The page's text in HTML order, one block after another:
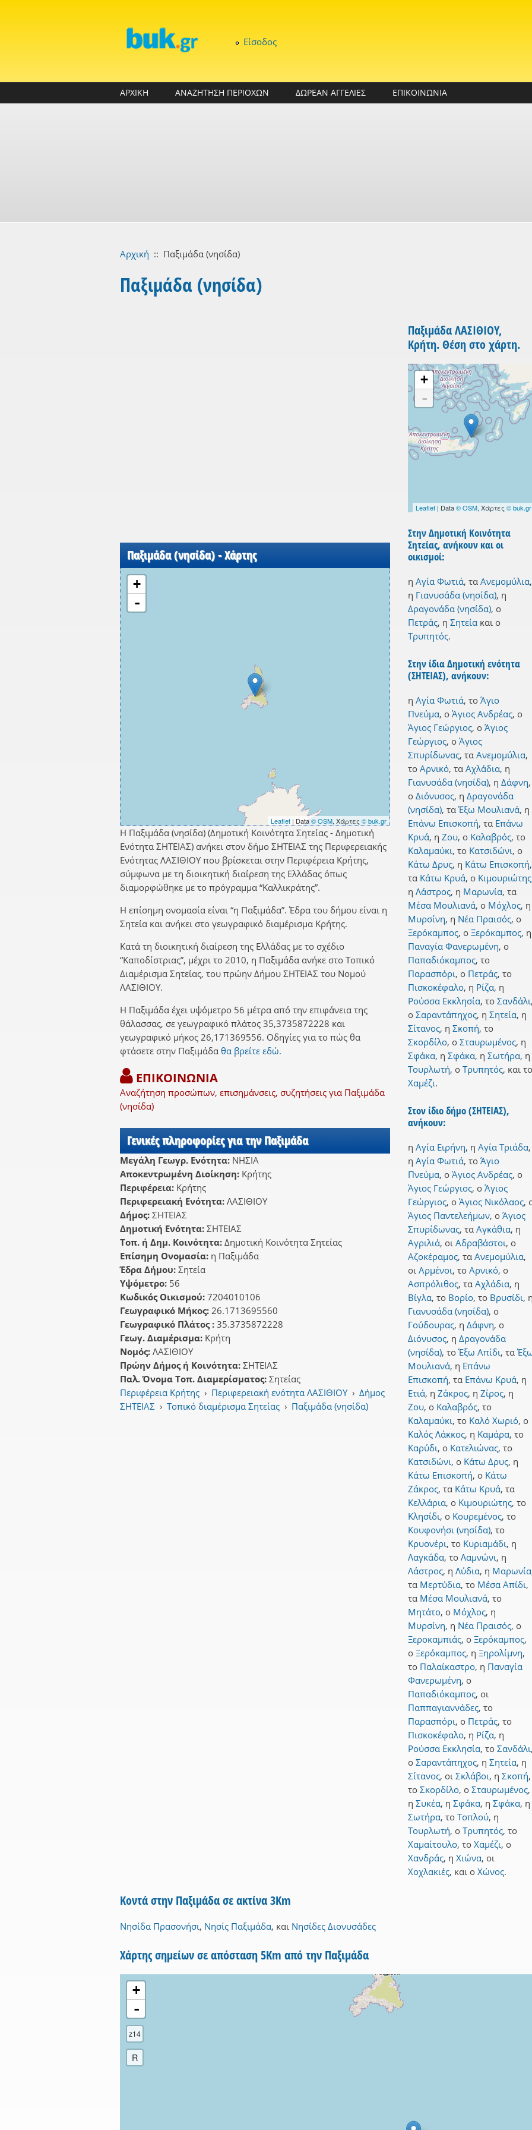
Είσοδος
ΑΡΧΙΚΗ ΑΝΑΖΗΤΗΣΗ ΠΕΡΙΟΧΩΝ ΔΩΡΕΑΝ ΑΓΓΕΛΙΕΣ ΕΠΙΚΟΙΝΩΝΙΑ
Αρχική :: Παξιμάδα (νησίδα)
Παξιμάδα (νησίδα)
Παξιμάδα (νησίδα) - Χάρτης
+
-
Leaflet | Data© OSM, Χάρτες © buk.gr
Η Παξιμάδα (νησίδα) (Δημοτική Κοινότητα Σητείας - Δημοτική
Ενότητα ΣΗΤΕΙΑΣ) ανήκει στον δήμο ΣΗΤΕΙΑΣ της Περιφερειακής
Ενότητας ΛΑΣΙΘΙΟΥ που βρίσκεται στην Περιφέρεια Κρήτης,
σύμφωνα με τη διοικητική διαίρεση της Ελλάδας όπως
διαμορφώθηκε με το πρόγραμμα “Καλλικράτης”.
Η επίσημη ονομασία είναι “η Παξιμάδα”. Έδρα του δήμου είναι η
Σητεία και ανήκει στο γεωγραφικό διαμέρισμα Κρήτης.
Κατά τη διοικητική διαίρεση της Ελλάδας με το σχέδιο
“Καποδίστριας”, μέχρι το 2010, η Παξιμάδα ανήκε στο Τοπικό
Διαμέρισμα Σητείας, του πρώην Δήμου ΣΗΤΕΙΑΣ του Νομού
ΛΑΣΙΘΙΟΥ.
Η Παξιμάδα έχει υψόμετρο 56 μέτρα από την επιφάνεια της
θάλασσας, σε γεωγραφικό πλάτος 35,3735872228 και
γεωγραφικό μήκος 26,171369556. Οδηγίες για το πώς θα
φτάσετε στην Παξιμάδα θα βρείτε εδώ.
ΕΠΙΚΟΙΝΩΝΙΑ
Αναζήτηση προσώπων, επισημάνσεις, συζητήσεις για Παξιμάδα
(νησίδα)
Γενικές πληροφορίες για την Παξιμάδα
Μεγάλη Γεωγρ. Ενότητα: ΝΗΣΙΑ
Αποκεντρωμένη Διοίκηση: Κρήτης
Περιφέρεια: Κρήτης
Περιφερειακή Ενότητα: ΛΑΣΙΘΙΟΥ
Δήμος: ΣΗΤΕΙΑΣ
Δημοτική Ενότητα: ΣΗΤΕΙΑΣ
Τοπ. ή Δημ. Κοινότητα: Δημοτική Κοινότητα Σητείας
Επίσημη Ονομασία: η Παξιμάδα
Έδρα Δήμου: Σητεία
Υψόμετρο: 56
Κωδικός Οικισμού: 7204010106
Γεωγραφικό Μήκος: 26.1713695560
Γεωγραφικό Πλάτος : 35.3735872228
Γεωγ. Διαμέρισμα: Κρήτη
Νομός: ΛΑΣΙΘΙΟΥ
Πρώην Δήμος ή Κοινότητα: ΣΗΤΕΙΑΣ
Παλ. Όνομα Τοπ. Διαμερίσματος: Σητείας
Περιφέρεια Κρήτης › Περιφερειακή ενότητα ΛΑΣΙΘΙΟΥ › Δήμος
ΣΗΤΕΙΑΣ › Τοπικό διαμέρισμα Σητείας › Παξιμάδα (νησίδα)
Παξιμάδα ΛΑΣΙΘΙΟΥ,
Κρήτη. Θέση στο χάρτη.
+
-
Leaflet| Data© OSM, Χάρτες © buk.gr
Στην Δημοτική Κοινότητα
Σητείας, ανήκουν και οι
οικισμοί:
η Αγία Φωτιά, τα Ανεμομύλια,
η Γιανυσάδα (νησίδα), η
Δραγονάδα (νησίδα), ο
Πετράς, η Σητεία και ο
Τρυπητός.
Στην ίδια Δημοτική ενότητα
(ΣΗΤΕΙΑΣ), ανήκουν:
η Αγία Φωτιά, το Άγιο
Πνεύμα, ο Άγιος Ανδρέας, ο
Άγιος Γεώργιος, ο Άγιος
Γεώργιος, ο Άγιος
Σπυρίδωνας, τα Ανεμομύλια,
το Αρνικό, τα Αχλάδια, η
Γιανυσάδα (νησίδα), η Δάφνη,
ο Διόνυσος, η Δραγονάδα
(νησίδα), τα Έξω Μουλιανά, η
Επάνω Επισκοπή, τα Επάνω
Κρυά, η Ζου, ο Καλαβρός, το
Καλαμαύκι, το Κατσιδώνι, ο
Κάτω Δρυς, η Κάτω Επισκοπή,
τα Κάτω Κρυά, ο Κιμουριώτης
η Λάστρος, η Μαρωνία, τα
Μέσα Μουλιανά, ο Μόχλος, η
Μυρσίνη, η Νέα Πραισός, ο
Ξερόκαμπος, ο Ξερόκαμπος, η
Παναγία Φανερωμένη, ο
Παπαδιόκαμπος, το
Παρασπόρι, ο Πετράς, το
Πισκοκέφαλο, η Ρίζα, η
Ρούσσα Εκκλησία, το Σανδάλι
ο Σαραντάπηχος, η Σητεία, η
Σίτανος, η Σκοπή, το
Σκορδίλο, ο Σταυρωμένος, η
Σφάκα, η Σφάκα, η Σωτήρα, η
Τουρλωτή, ο Τρυπητός, και το
Χαμέζι.
Στον ίδιο δήμο (ΣΗΤΕΙΑΣ),
ανήκουν:
η Αγία Ειρήνη, η Αγία Τριάδα,
η Αγία Φωτιά, το Άγιο
Πνεύμα, ο Άγιος Ανδρέας, ο
Άγιος Γεώργιος, ο Άγιος
Γεώργιος, ο Άγιος Νικόλαος,
Άγιος Παντελεήμων, ο Άγιος
Σπυρίδωνας, τα Αγκάθια, η
Αγριλιά, οι Αδραβάστοι, ο
Αζοκέραμος, τα Ανεμομύλια,
οι Αρμένοι, το Αρνικό, ο
Ασπρόλιθος, τα Αχλάδια, η
Βίγλα, το Βορίο, το Βρυσίδι,
Γιανυσάδα (νησίδα), ο
Γούδουρας, η Δάφνη, ο
Διόνυσος, η Δραγονάδα
(νησίδα), το Έξω Απίδι, τα
Μουλιανά, η Επάνω
Επισκοπή, τα Επάνω Κρυά, η
Ετιά, η Ζάκρος, η Ζίρος, η
Ζου, ο Καλαβρός, το
Καλαμαύκι, το Καλό Χωριό, ο
Καλός Λάκκος, η Καμάρα, το
Καρύδι, ο Κατελιώνας, το
Κατσιδώνι, ο Κάτω Δρυς, η
Κάτω Επισκοπή, ο Κάτω
Ζάκρος, τα Κάτω Κρυά, τα
Κελλάρια, ο Κιμουριώτης, το
Κλησίδι, ο Κουρεμένος, το
Κουφονήσι (νησίδα), το
Κρυονέρι, το Κυριαμάδι, η
Λαγκάδα, το Λαμνώνι, η
Λάστρος, η Λύδια, η Μαρωνία
τα Μερτύδια, το Μέσα Απίδι,
τα Μέσα Μουλιανά, το
Μητάτο, ο Μόχλος, η
Μυρσίνη, η Νέα Πραισός, ο
Ξεροκαμπιάς, ο Ξερόκαμπος,
ο Ξερόκαμπος, η Ξηρολίμνη,
το Παλαίκαστρο, η Παναγία
Φανερωμένη, ο
Παπαδιόκαμπος, οι
Παππαγιαννάδες, το
Παρασπόρι, ο Πετράς, το
Πισκοκέφαλο, η Ρίζα, η
Ρούσσα Εκκλησία, το Σανδάλι
ο Σαραντάπηχος, η Σητεία, η
Σίτανος, οι Σκλάβοι, η Σκοπή,
το Σκορδίλο, ο Σταυρωμένος,
η Συκέα, η Σφάκα, η Σφάκα, η
Σωτήρα, το Τοπλού, η
Τουρλωτή, ο Τρυπητός, το
Χαμαίτουλο, το Χαμέζι, ο
Χανδράς, η Χιώνα, οι
Χοχλακιές, και ο Χώνος.
Κοντά στην Παξιμάδα σε ακτίνα 3Km
Νησίδα Πρασονήσι, Νησίς Παξιμάδα, και Νησίδες Διονυσάδες
Χάρτης σημείων σε απόσταση 5Km από την Παξιμάδα
+
-
z14
R